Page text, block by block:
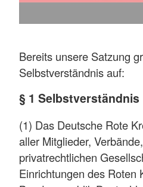
Bereits unsere Satzung
Selbstverständnis auf:
§ 1 Selbstverständnis
(1) Das Deutsche Rote
aller Mitglieder,
privatrechtlichen
Einrichtungen des Roten